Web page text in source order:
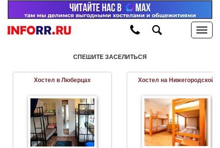
СПЕШИТЕ ЗАСЕЛИТЬСЯ
Хостел в Люберцах Хостел на Нижегородской